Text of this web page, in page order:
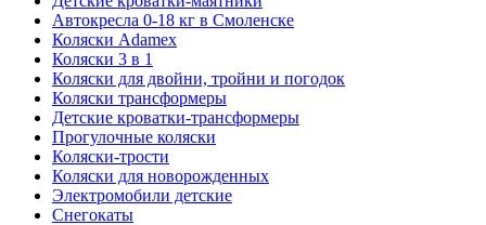
Автокресла 0-18 кг в Смоленске
Коляски Adamex
Коляски 3 в 1
Коляски для двойни, тройни и погодок
Коляски трансформеры
Детские кроватки-трансформеры
Прогулочные коляски
Коляски-трости
Коляски для новорожденных
Электромобили детские
Снегокаты